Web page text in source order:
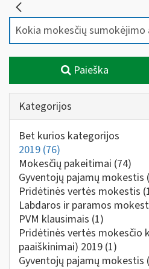
Paieška
Kategorijos
Bet kurios kategorijos
2019 (76)
Mokesčių pakeitimai (74)
Gyventojų pajamų mokestis
Pridėtinės vertės mokestis
Labdaros ir paramos
PVM klausimais (1)
Pridėtinės vertės mokesčio
paaiškinimai) 2019 (1)
Gyventojų pajamų mokestis